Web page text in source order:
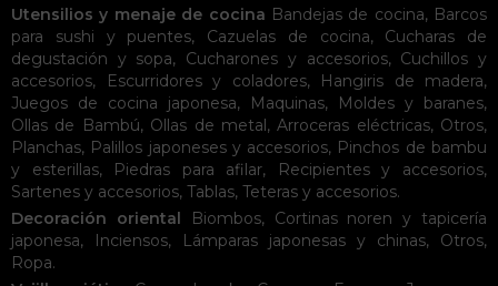
Utensilios y menaje de cocina Bandejas de cocina, Barcos
para sushi y puentes, Cazuelas de cocina, Cucharas de
degustación y sopa, Cucharones y accesorios, Cuchillos y
accesorios, Escurridores y coladores, Hangiris de madera,
Juegos de cocina japonesa, Maquinas, Moldes y baranes,
Ollas de Bambú, Ollas de metal,Arroceras eléctricas, Otros,
Planchas, Palillos japoneses y accesorios, Pinchos de bambu
y esterillas, Piedras para afilar, Recipientes y accesorios,
Sartenes y accesorios, Tablas, Teteras y accesorios.
Decoración oriental
Biombos, Cortinas noren y tapicería
japonesa, Inciensos, Lámparas japonesas y chinas, Otros,
Ropa.